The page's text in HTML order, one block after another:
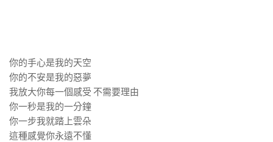
你的手心是我的天空
你的不安是我的惡夢
我放大你每一個感受 不需要理由
你一秒是我的一分鐘
你一步我就踏上雲朵
這種感覺你永遠不懂